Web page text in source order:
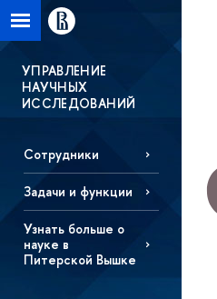
УПРАВЛЕНИЕ
НАУЧНЫХ
ИССЛЕДОВАНИЙ
Сотрудники
Задачи и функции
Узнать больше о
науке в
Питерской Вышке